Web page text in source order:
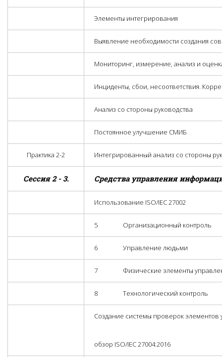
Элементы интегрирования
Выявление необходимости создания
Мониторинг, измерение, анализ и
Инциденты, сбои, несоответствия.
Анализ со стороны руководства
Постоянное улучшение СМИБ
Практика 2-2 Интегрированный анализ со стороны
Сессия 2 - 3. Средства управления
Использование ISO/IEC 27002
5 Организационный контроль
6 Управление людьми
7 Физические элементы
8 Технологический контроль
Создание системы проверок
обзор ISO/IEC 27004:2016